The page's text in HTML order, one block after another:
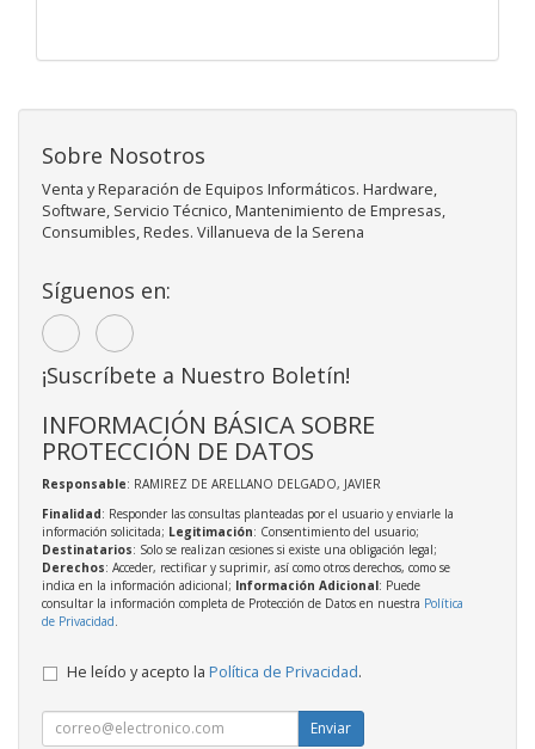
Sobre Nosotros
Venta y Reparación de Equipos Informáticos. Hardware,
Software, Servicio Técnico, Mantenimiento de Empresas,
Consumibles, Redes. Villanueva de la Serena
Síguenos en:
¡Suscríbete a Nuestro Boletín!
INFORMACIÓN BÁSICA SOBRE
PROTECCIÓN DE DATOS
Responsable: RAMIREZ DE ARELLANO DELGADO, JAVIER
Finalidad: Responder las consultas planteadas por el usuario y enviarle la
información solicitada; Legitimación: Consentimiento del usuario;
Destinatarios: Solo se realizan cesiones si existe una obligación legal;
Derechos: Acceder, rectificar y suprimir, así como otros derechos, como se
indica en la información adicional; Información Adicional: Puede
consultar la información completa de Protección de Datos en nuestra Política
de Privacidad
He leído y acepto la Política de Privacidad.
Enviar